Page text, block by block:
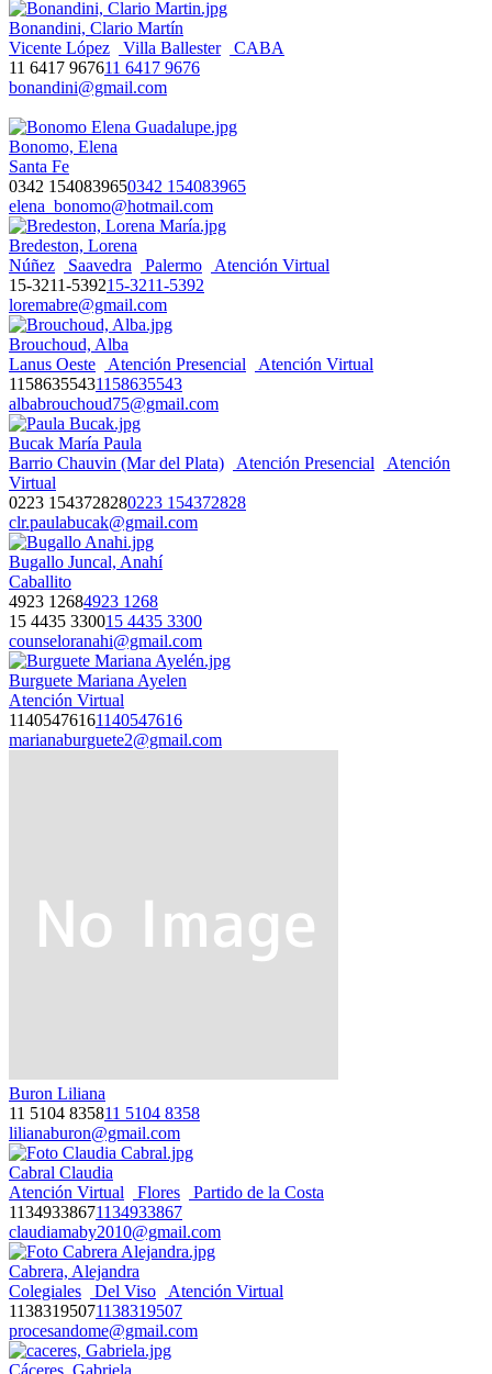
Bonandini, Clario Martín
Vicente López
Villa Ballester
CABA
11 6417 967611 6417 9676
bonandini@gmail.com
Bonomo, Elena
Santa Fe
0342 1540839650342 154083965
elena_bonomo@hotmail.com
Bredeston, Lorena
Núñez
Saavedra Palermo
Atención Virtual
15-3211-539215-3211-5392
loremabre@gmail.com
Brouchoud, Alba
Lanus Oeste
Atención Presencial
Atención Virtual
11586355431158635543
albabrouchoud75@gmail.com
Bucak María Paula
Barrio Chauvin (Mar del Plata)
Atención Presencial
Atención
Virtual
0223 1543728280223 154372828
clr.paulabucak@gmail.com
Bugallo Juncal, Anahí
Caballito
4923 12684923 1268
15 4435 330015 4435 3300
counseloranahi@gmail.com
Burguete Mariana Ayelen
Atención Virtual
11405476161140547616
marianaburguete2@gmail.com
Buron Liliana
11 5104 835811 5104 8358
lilianaburon@gmail.com
Cabral Claudia
Atención Virtual
Flores
Partido de la Costa
11349338671134933867
claudiamaby2010@gmail.com
Cabrera, Alejandra
Colegiales
Del Viso
Atención Virtual
11383195071138319507
procesandome@gmail.com